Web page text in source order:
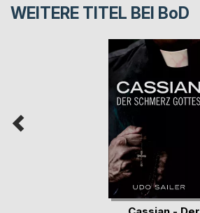
WEITERE TITEL BEI BoD